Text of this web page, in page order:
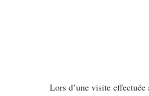
Lors d’une visite